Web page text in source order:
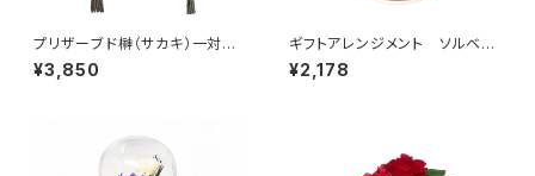
プリザーブド榊（サカキ）一対
SC-80690
¥3,850
ギフトアレンジメント ソルベ
オレンジ HB35035
¥2,178